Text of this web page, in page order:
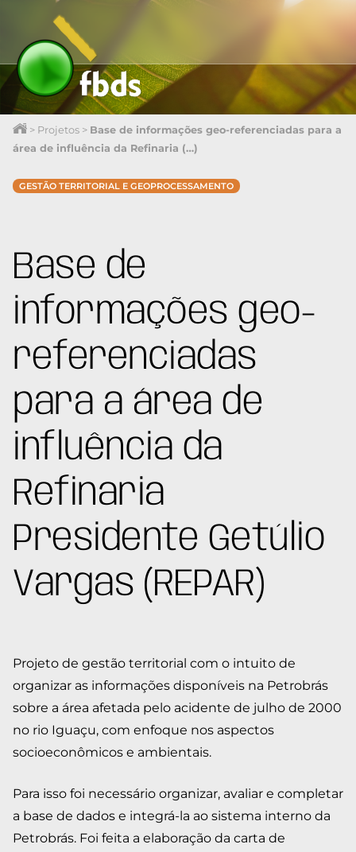
> Projetos> Base de informações geo-referenciadas para a
área de influência da Refinaria (…)
GESTÃO TERRITORIAL E GEOPROCESSAMENTO
Base de
informações geo-
referenciadas
para a área de
influência da
Refinaria
Presidente Getúlio
Vargas (REPAR)
Projeto de gestão territorial com o intuito de
organizar as informações disponíveis na Petrobrás
sobre a área afetada pelo acidente de julho de 2000
no rio Iguaçu, com enfoque nos aspectos
socioeconômicos e ambientais.
Para isso foi necessário organizar, avaliar e completar
a base de dados e integrá-la ao sistema interno da
Petrobrás. Foi feita a elaboração da carta de